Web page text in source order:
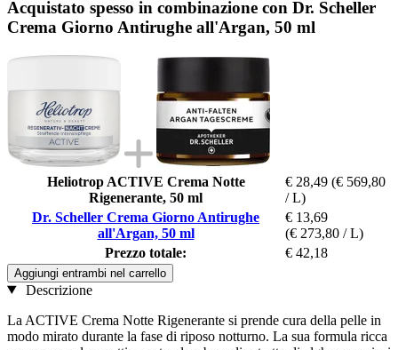
Acquistato spesso in combinazione con Dr. Scheller
Crema Giorno Antirughe all'Argan, 50 ml
Heliotrop ACTIVE Crema Notte
Rigenerante, 50 ml
€ 28,49 (€ 569,80
/ L)
Dr. Scheller Crema Giorno Antirughe
all'Argan, 50 ml
€ 13,69
(€ 273,80 / L)
Prezzo totale:
€ 42,18
Aggiungi entrambi nel carrello
Descrizione
La ACTIVE Crema Notte Rigenerante si prende cura della pelle in
modo mirato durante la fase di riposo notturno. La sua formula ricca